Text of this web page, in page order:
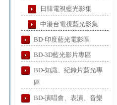
日韓電視藍光影集
中港台電視藍光影集
BD-印度藍光電影區
BD-3D藍光影片專區
BD-知識、紀錄片藍光專
區
BD-演唱會、表演、音樂